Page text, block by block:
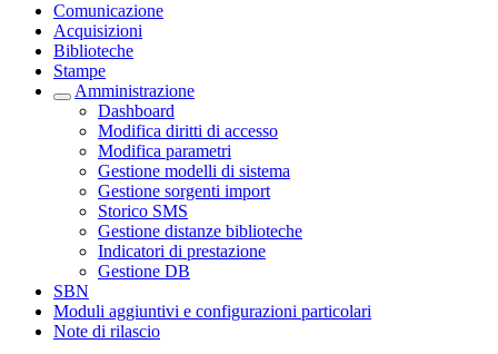
Comunicazione
Acquisizioni
Biblioteche
Stampe
Amministrazione
Dashboard
Modifica diritti di accesso
Modifica parametri
Gestione modelli di sistema
Gestione sorgenti import
Storico SMS
Gestione distanze biblioteche
Indicatori di prestazione
Gestione DB
SBN
Moduli aggiuntivi e configurazioni particolari
Note di rilascio